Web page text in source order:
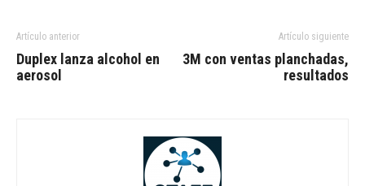
Artículo anterior
Duplex lanza alcohol en
aerosol
Artículo siguiente
3M con ventas planchadas,
resultados